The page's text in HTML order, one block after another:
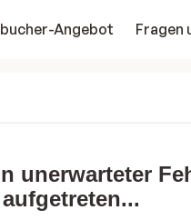
Angebot Fragen
unerwarteter
aufgetreten...